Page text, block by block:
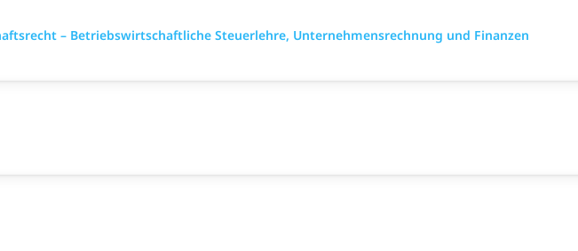
– Betriebswirtschaftliche Steuerlehre, Unternehmensrechnung und Finanzen